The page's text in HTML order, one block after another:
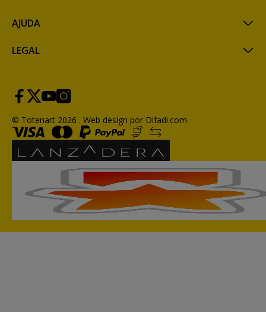
AJUDA
LEGAL
© Totenart 2026 . Web design por Difadi.com